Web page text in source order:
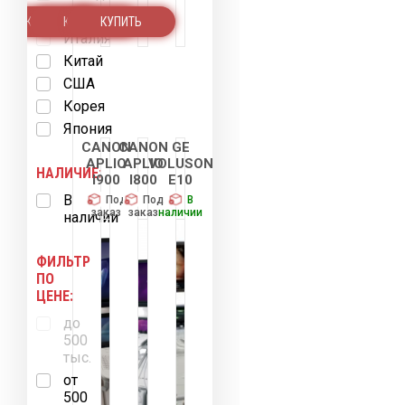
Германия
Италия
Китай
США
Корея
Япония
НАЛИЧИЕ:
В
наличии
ФИЛЬТР
ПО
ЦЕНЕ:
до
500
тыс.
от
500
КУПИТЬКУПИТЬКУПИТЬ
CANON
APLIO
I900
Под
заказ
CANON
APLIO
I800
Под
заказ
Новинка
GE
VOLUSON
E10
В
наличии